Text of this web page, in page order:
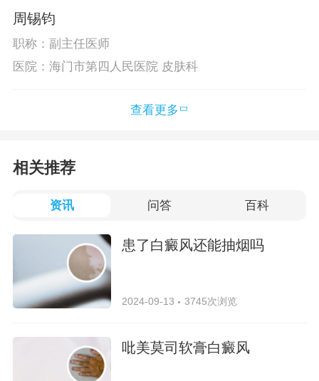
周锡钧
职称：副主任医师
医院：海门市第四人民医院 皮肤科
查看更多
相关推荐
资讯 问答 百科
患了白癜风还能抽烟吗
2024-09-13 3745次浏览
吡美莫司软膏白癜风